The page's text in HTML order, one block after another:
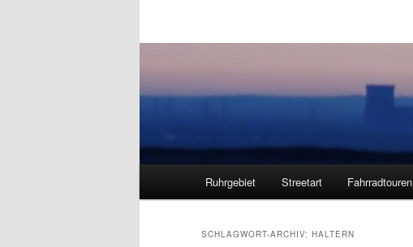
Ruhrgebiet Streetart Fahrradtouren
SCHLAGWORT-ARCHIV: HALTERN